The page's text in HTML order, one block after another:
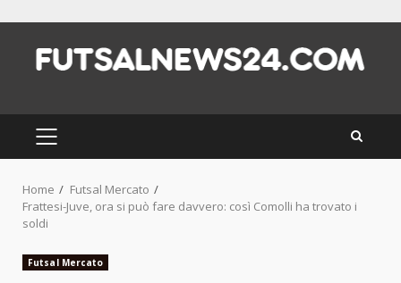
content
PRIMARY
MENU
Home
Futsal Mercato
Frattesi-Juve, ora si può fare davvero: così Comolli ha trovato i
soldi
Futsal Mercato